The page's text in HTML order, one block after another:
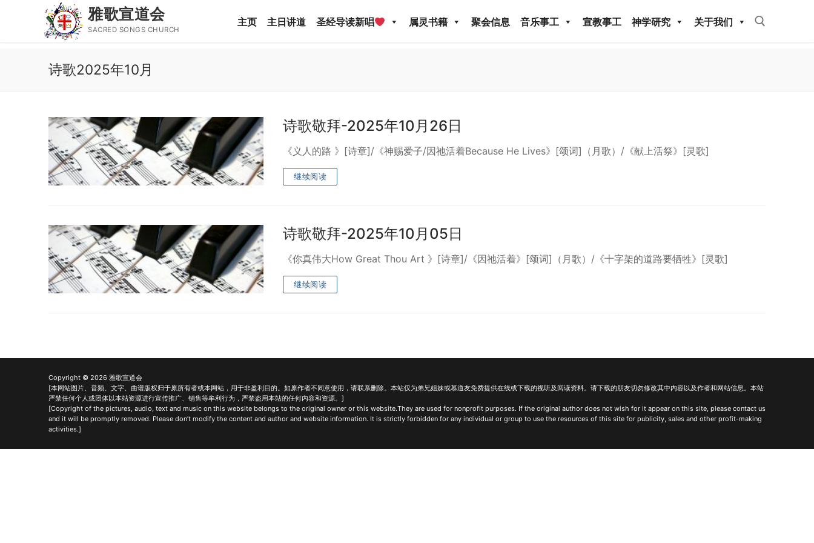
雅歌宣道会
SACRED SONGS CHURCH
主页 主日讲道 圣经导读新唱 属灵书籍 聚会信息 音乐事工 宣教事工 神学研究 关于我们
for:
主页 主日讲道 圣经导读新唱 属灵书籍 聚会信息 音乐事工 宣教事工 神学研究
诗歌2025年10月
诗歌敬拜-2025年10月26日
《义人的路 》[诗章]/《神赐爱子/因祂活着Because He Lives》[颂词]（月歌）/《献上活祭》[灵歌]
继续阅读
诗歌敬拜-2025年10月05日
《你真伟大How Great Thou Art 》[诗章]/《因祂活着》[颂词]（月歌）/《十字架的道路要牺牲》[灵歌]
继续阅读
Copyright © 2026 雅歌宣道会
[本网站图片、音频、文字、曲谱版权归于原所有者或本网站，用于非盈利目的。如原作者不同意使用，请联系删除。本站仅为弟兄姐妹或慕道友免费提供在线或下载的视听及阅读资料。请下载的朋友切勿修改其中内容以及作者和网站信息。本站
严禁任何个人或团体以本站资源进行宣传推广、销售等牟利行为，严禁盗用本站的任何内容和资源。]
[Copyright of the pictures, audio, text and music on this website belongs to the original owner or this website.They are used for nonprofit purposes. If the original author does not wish for it appear on this site, please contact us
and it will be promptly removed. Please don’t modify the content and author and website information. It is strictly forbidden for any individual or group to use the resources of this site for publicity, sales and other profit-making
activities.]